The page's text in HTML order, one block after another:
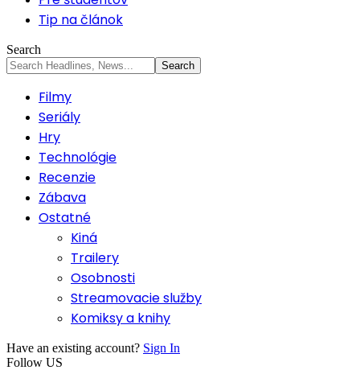
Tip na článok
Search
Filmy
Seriály
Hry
Technológie
Recenzie
Zábava
Ostatné
Kiná
Trailery
Osobnosti
Streamovacie služby
Komiksy a knihy
Have an existing account? Sign In
Follow US